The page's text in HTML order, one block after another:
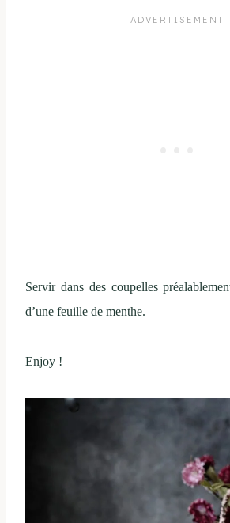
Servir dans des coupelles
d’une feuille de menthe.
Enjoy !